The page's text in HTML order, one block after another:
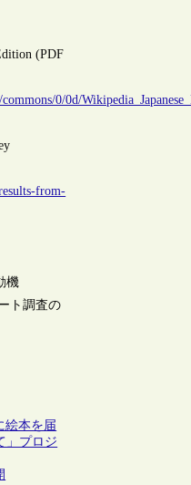
(PDF
0/0d/
from-
機
ト調査の
絵本を届
」プロジ